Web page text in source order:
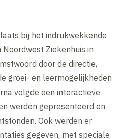
bij het indrukwekkende
Ziekenhuis in
door de directie,
groei- en leermogelijkheden
volgde een interactieve
werden gepresenteerd en
Ook werden er
gegeven, met speciale